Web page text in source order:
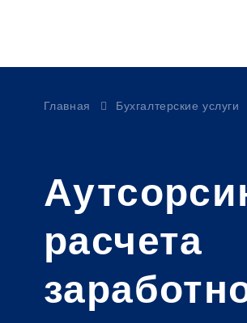
Главная Бухгалтерские услуги
расчета